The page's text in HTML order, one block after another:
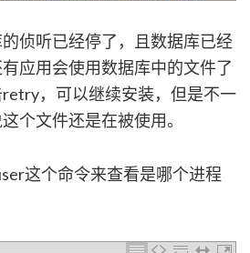
侦听已经停了，且数据库已经
应用会使用数据库中的文件了
，可以继续安装，但是不一
个文件还是在被使用。
这个命令来查看是哪个进程